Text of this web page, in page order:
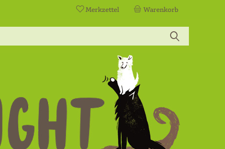
Warenkorb
Merkzettel